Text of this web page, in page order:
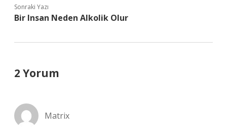
Sonraki Yazı
Bir Insan Neden Alkolik Olur
2 Yorum
Matrix